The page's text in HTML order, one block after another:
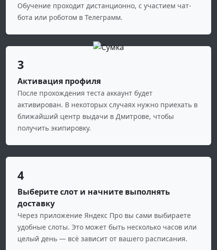
Обучение проходит дистанционно, с участием чат-
бота или роботом в Телеграмм.
3
Активация профиля
После прохождения теста аккаунт будет
активирован. В некоторых случаях нужно приехать в
ближайший центр выдачи в Дмитрове, чтобы
получить экипировку.
4
Выберите слот и начните выполнять
доставку
Через приложение Яндекс Про вы сами выбираете
удобные слоты. Это может быть несколько часов или
целый день — всё зависит от вашего расписания.